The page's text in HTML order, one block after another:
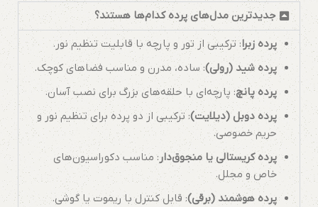
جدیدترین مدل‌های پرده کدام‌ها هستند؟
پرده زبرا: ترکیبی از تور و پارچه با قابلیت تنظیم نور.
پرده شید (رولی): ساده، مدرن و مناسب فضاهای کوچک.
پرده پانچ: پارچه‌ای با حلقه‌های بزرگ برای نصب آسان.
پرده دوبل (دیلایت): ترکیبی از دو پرده برای تنظیم نور و
حریم خصوصی.
پرده کریستالی یا منجوق‌دار: مناسب دکوراسیون‌های
خاص و مجلل.
پرده هوشمند (برقی): قابل کنترل با ریموت یا گوشی.